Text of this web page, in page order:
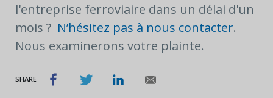
l'entreprise ferroviaire dans un délai d'un
mois ? N’hésitez pas à nous contacter.
Nous examinerons votre plainte.
SHARE